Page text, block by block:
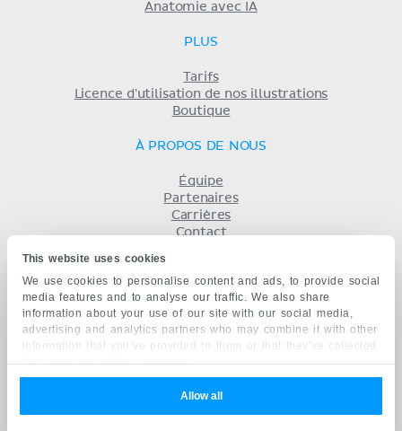
This website uses cookies
We use cookies to personalise content and ads, to provide social
media features and to analyse our traffic. We also share
information about your use of our site with our social media,
advertising and analytics partners who may combine it with other
information that you’ve provided to them or that they’ve collected
from your use of their services.
Allow all
Anatomie avec IA
PLUS
Tarifs
Licence d'utilisation de nos illustrations
Boutique
À PROPOS DE NOUS
Équipe
Partenaires
Carrières
Contact
Politique de confidentialité
KENHUB EN...
English